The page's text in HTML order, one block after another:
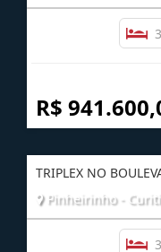
3
R$
TRIPLEX NO
Pinheirinho -
3